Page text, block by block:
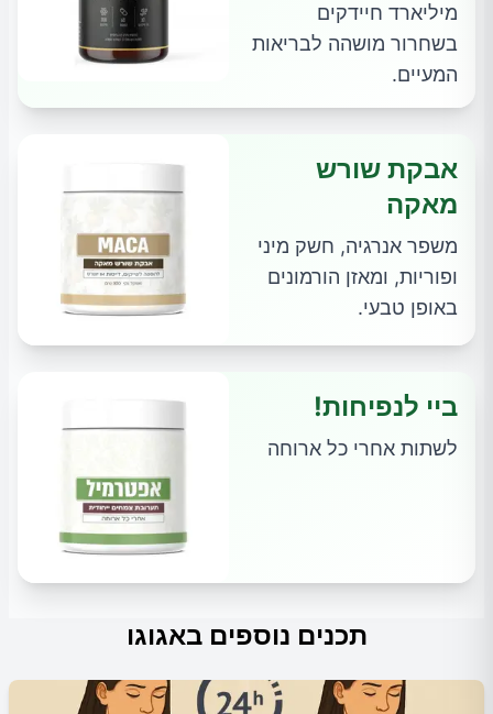
מיליארד חיידקים
בשחרור מושהה לבריאות
המעיים.
אבקת שורש
מאקה
משפר אנרגיה, חשק מיני
ופוריות, ומאזן הורמונים
באופן טבעי.
ביי לנפיחות!
לשתות אחרי כל ארוחה
תכנים נוספים באגוגו